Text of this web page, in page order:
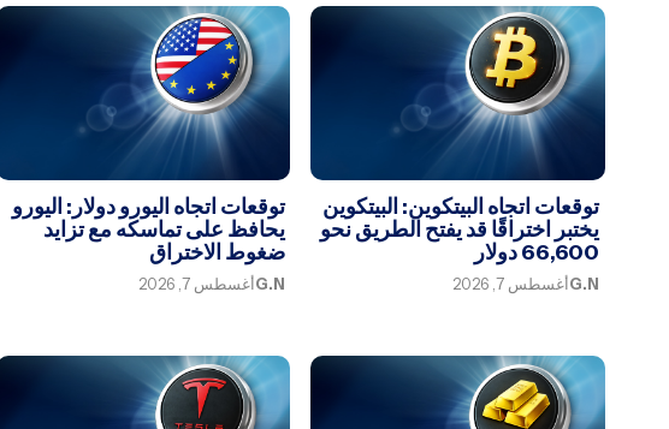
توقعات اتجاه البيتكوين: البيتكوين
يختبر اختراقًا قد يفتح الطريق نحو
66,600 دولار
G.Nأغسطس 7, 2026
توقعات اتجاه اليورو دولار: اليورو
يحافظ على تماسكه مع تزايد
ضغوط الاختراق
G.Nأغسطس 7, 2026